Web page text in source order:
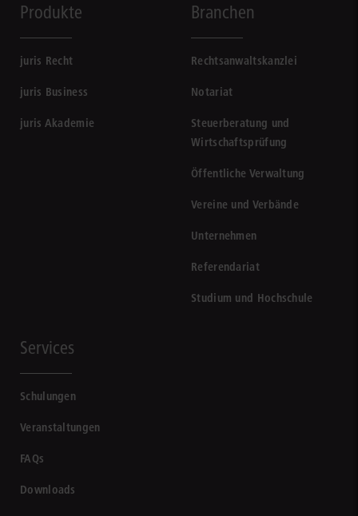
Produkte
juris Recht
juris Business
juris Akademie
Branchen
Rechtsanwaltskanzlei
Notariat
Steuerberatung und
Wirtschaftsprüfung
Öffentliche Verwaltung
Vereine und Verbände
Unternehmen
Referendariat
Studium und Hochschule
Services
Schulungen
Veranstaltungen
FAQs
Downloads